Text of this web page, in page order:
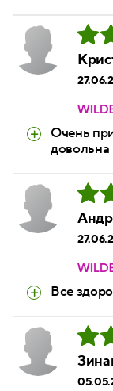
Очень
Все